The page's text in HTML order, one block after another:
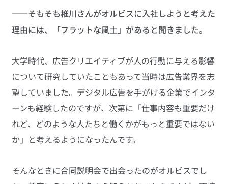
——そもそも椎川さんがオルビスに入社しようと考えた
理由には、「フラットな風土」があると聞きました。
大学時代、広告クリエイティブが人の行動に与える影響
について研究していたこともあって当時は広告業界を志
望していました。デジタル広告を手がける企業でインタ
ーンも経験したのですが、次第に「仕事内容も重要だけ
れど、どのような人たちと働くかがもっと重要ではない
か」と考えるようになったんです。
そんなときに合同説明会で出会ったのがオルビスでし